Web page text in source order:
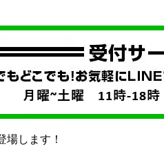
場します！